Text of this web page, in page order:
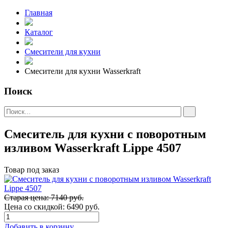
Главная
Каталог
Смесители для кухни
Смесители для кухни Wasserkraft
Поиск
Смеситель для кухни с поворотным
изливом Wasserkraft Lippe 4507
Товар под заказ
Старая цена: 7140 руб.
Цена со скидкой: 6490 руб.